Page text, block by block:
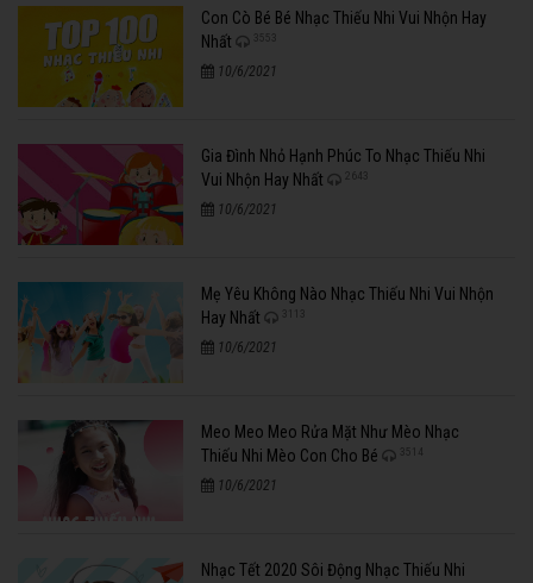
Con Cò Bé Bé Nhạc Thiếu Nhi Vui Nhộn Hay
Nhất
3553
10/6/2021
Gia Đình Nhỏ Hạnh Phúc To Nhạc Thiếu Nhi
Vui Nhộn Hay Nhất
2643
10/6/2021
Mẹ Yêu Không Nào Nhạc Thiếu Nhi Vui Nhộn
Hay Nhất
3113
10/6/2021
Meo Meo Meo Rửa Mặt Như Mèo Nhạc
Thiếu Nhi Mèo Con Cho Bé
3514
10/6/2021
Nhạc Tết 2020 Sôi Động Nhạc Thiếu Nhi